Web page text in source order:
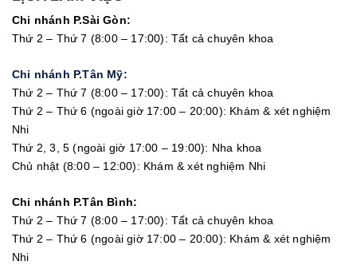
Chi nhánh P.Sài Gòn:
Thứ 2 – Thứ 7 (8:00 – 17:00): Tất cả chuyên khoa
Chi nhánh P.Tân Mỹ:
Thứ 2 – Thứ 7 (8:00 – 17:00): Tất cả chuyên khoa
Thứ 2 – Thứ 6 (ngoài giờ 17:00 – 20:00): Khám & xét nghiệm
Nhi
Thứ 2, 3, 5 (ngoài giờ 17:00 – 19:00): Nha khoa
Chủ nhật (8:00 – 12:00): Khám & xét nghiệm Nhi
Chi nhánh P.Tân Bình:
Thứ 2 – Thứ 7 (8:00 – 17:00): Tất cả chuyên khoa
Thứ 2 – Thứ 6 (ngoài giờ 17:00 – 20:00): Khám & xét nghiệm
Nhi